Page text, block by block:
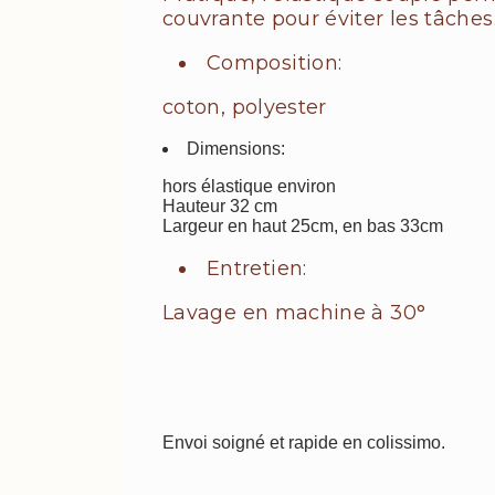
couvrante pour éviter les
Composition:
coton, polyester
Dimensions:
hors élastique environ
Hauteur 32 cm
Largeur en haut 25cm, en bas 33cm
Entretien:
Lavage en machine à 30°
Envoi soigné et rapide en colissimo.